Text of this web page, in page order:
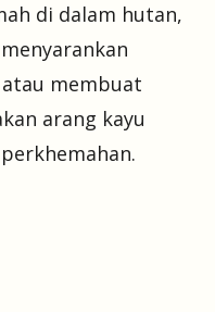
di dalam hutan,
membuat
arang kayu